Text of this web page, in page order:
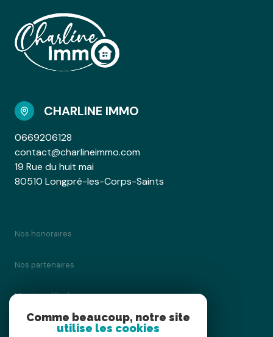
CHARLINE IMMO
0669206128
contact@charlineimmo.com
19 Rue du huit mai
80510 Longpré-les-Corps-Saints
Nos honoraires
Nos partenaires
Mentions légales
Comme beaucoup, notre site
utilise les cookies